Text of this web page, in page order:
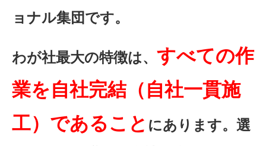
ョナル集団です。
わが社最大の特徴は、 すべての作
業を自社完結（自社一貫施
工）であること にあります。選